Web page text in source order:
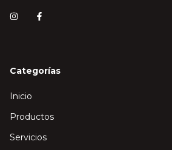
Categorías
Inicio
Productos
Servicios